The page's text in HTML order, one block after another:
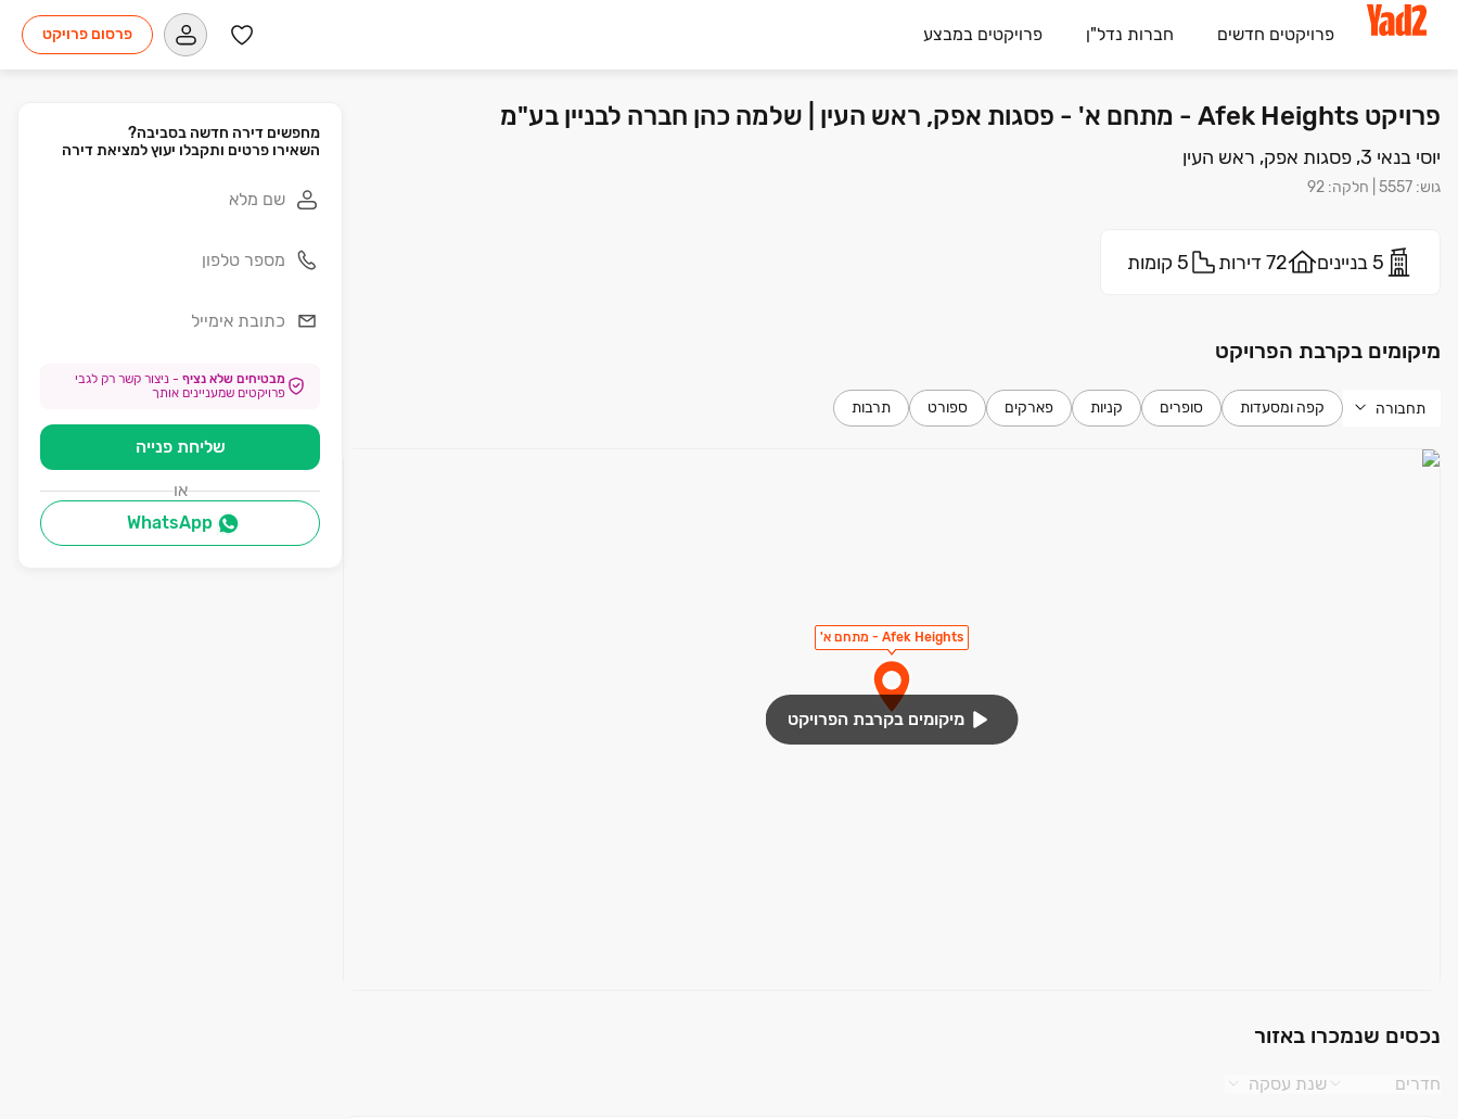
פרויקטים חדשים חברות נדל"ן פרויקטים במבצע פרסום פרויקט
פרויקט Afek Heights - מתחם א' - פסגות אפק, ראש העין | שלמה כהן חברה לבניין בע"מ
יוסי בנאי 3, פסגות אפק, ראש העין
גוש:
5557 חלקה:
92
5 בניינים 72 דירות 5 קומות
מיקומים בקרבת הפרויקט
תחבורה קפה ומסעדות סופרים קניות פארקים ספורט תרבות
Afek Heights - מתחם א'
מיקומים בקרבת הפרויקט
נכסים שנמכרו באזור
חדרים שנת עסקה
השאירו פרטים ותקבלו יעוץ למציאת דירה
מבטיחים שלא נציף - ניצור קשר רק לגבי
פרויקטים שמעניינים אותך
שליחת פנייה
או
WhatsApp